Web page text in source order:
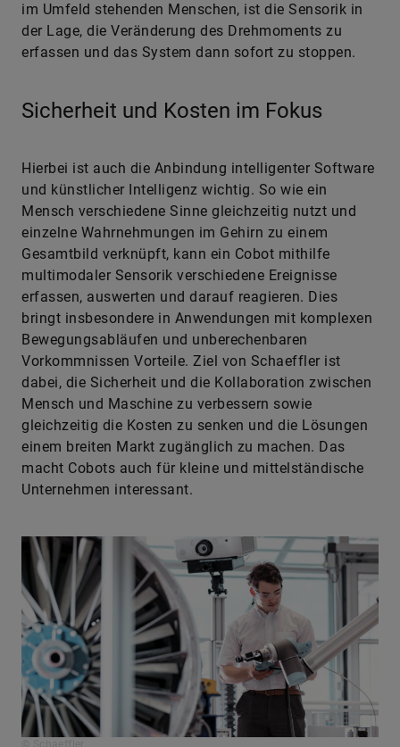
im Umfeld stehenden Menschen, ist die Sensorik in
der Lage, die Veränderung des Drehmoments zu
erfassen und das System dann sofort zu stoppen.
Sicherheit und Kosten im Fokus
Hierbei ist auch die Anbindung intelligenter Software
und künstlicher Intelligenz wichtig. So wie ein
Mensch verschiedene Sinne gleichzeitig nutzt und
einzelne Wahrnehmungen im Gehirn zu einem
Gesamtbild verknüpft, kann ein Cobot mithilfe
multimodaler Sensorik verschiedene Ereignisse
erfassen, auswerten und darauf reagieren. Dies
bringt insbesondere in Anwendungen mit komplexen
Bewegungsabläufen und unberechenbaren
Vorkommnissen Vorteile. Ziel von Schaeffler ist
dabei, die Sicherheit und die Kollaboration zwischen
Mensch und Maschine zu verbessern sowie
gleichzeitig die Kosten zu senken und die Lösungen
einem breiten Markt zugänglich zu machen. Das
macht Cobots auch für kleine und mittelständische
Unternehmen interessant.